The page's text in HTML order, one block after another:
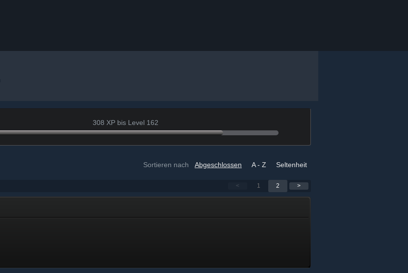
308 XP bis Level 162
Sortieren nach Abgeschlossen A - Z Seltenheit
< 1 2 >